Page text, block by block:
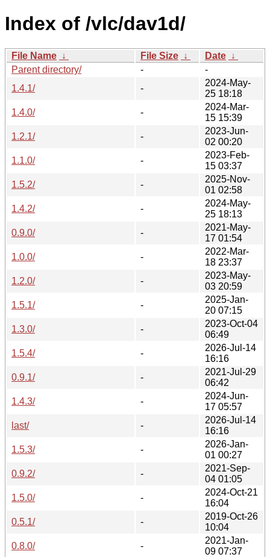
Index of /vlc/dav1d/
File Name ↓ File Size ↓ Date ↓
Parent directory/
-
-
1.4.1/
-
2024-May-
25 18:18
1.4.0/
-
2024-Mar-
15 15:39
1.2.1/
-
2023-Jun-
02 00:20
1.1.0/
-
2023-Feb-
15 03:37
1.5.2/
-
2025-Nov-
01 02:58
1.4.2/
-
2024-May-
25 18:13
0.9.0/
-
2021-May-
17 01:54
1.0.0/
-
2022-Mar-
18 23:37
1.2.0/
-
2023-May-
03 20:59
1.5.1/
-
2025-Jan-
20 07:15
1.3.0/
-
2023-Oct-04
06:49
1.5.4/
-
2026-Jul-14
16:16
0.9.1/
-
2021-Jul-29
06:42
1.4.3/
-
2024-Jun-
17 05:57
last/
-
2026-Jul-14
16:16
1.5.3/
-
2026-Jan-
01 00:27
0.9.2/
-
2021-Sep-
04 01:05
1.5.0/
-
2024-Oct-21
16:04
0.5.1/
-
2019-Oct-26
10:04
0.8.0/
-
2021-Jan-
09 07:37